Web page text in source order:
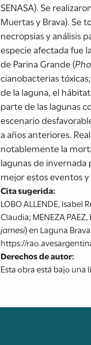
SENASA). Se
Muertas y Brava). Se
necropsias y análisis
especie afectada fue
de Parina Grande (
cianobacterias
de la laguna, el
parte de las lagunas
escenario
a años anteriores.
notablemente la
lagunas de
mejor estos eventos
Cita sugerida:
LOBO ALLENDE, Isabel
Claudia; MENEZA
jamesi) en Laguna
https://
Derechos de autor:
Esta obra está bajo una